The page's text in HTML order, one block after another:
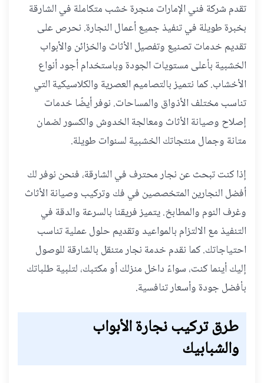
تقدم شركة فني الإمارات منجرة خشب متكاملة في الشارقة
بخبرة طويلة في تنفيذ جميع أعمال النجارة. نحرص على
تقديم خدمات تصنيع وتفصيل الأثاث والخزائن والأبواب
الخشبية بأعلى مستويات الجودة وباستخدام أجود أنواع
الأخشاب. كما نتميز بالتصاميم العصرية والكلاسيكية التي
تناسب مختلف الأذواق والمساحات. نوفر أيضًا خدمات
إصلاح وصيانة الأثاث ومعالجة الخدوش والكسور لضمان
متانة وجمال منتجاتك الخشبية لسنوات طويلة.
إذا كنت تبحث عن نجار محترف في الشارقة، فنحن نوفر لك
أفضل النجارين المتخصصين في فك وتركيب وصيانة الأثاث
وغرف النوم والمطابخ. يتميز فريقنا بالسرعة والدقة في
التنفيذ مع الالتزام بالمواعيد وتقديم حلول عملية تناسب
احتياجاتك. كما نقدم خدمة نجار متنقل بالشارقة للوصول
إليك أينما كنت، سواءً داخل منزلك أو مكتبك، لتلبية طلباتك
بأفضل جودة وأسعار تنافسية.
طرق تركيب نجارة الأبواب
والشبابيك